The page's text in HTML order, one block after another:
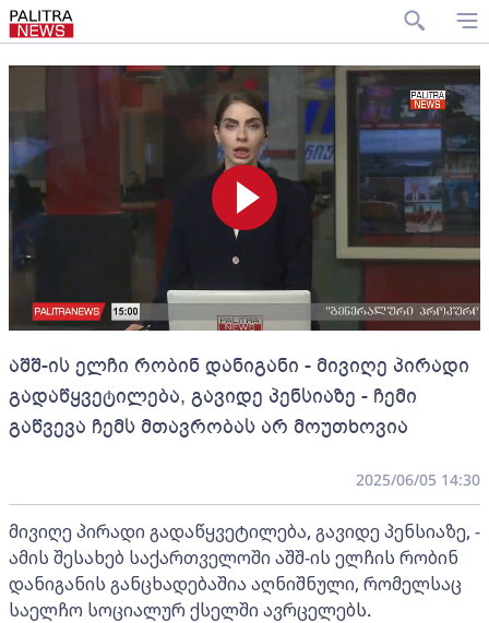
აშშ-ის ელჩი რობინ დანიგანი - მივიღე პირადი
გადაწყვეტილება, გავიდე პენსიაზე - ჩემი
გაწვევა ჩემს მთავრობას არ მოუთხოვია
2025/06/05 14:30
მივიღე პირადი გადაწყვეტილება, გავიდე პენსიაზე, -
ამის შესახებ საქართველოში აშშ-ის ელჩის რობინ
დანიგანის განცხადებაშია აღნიშნული, რომელსაც
საელჩო სოციალურ ქსელში ავრცელებს.